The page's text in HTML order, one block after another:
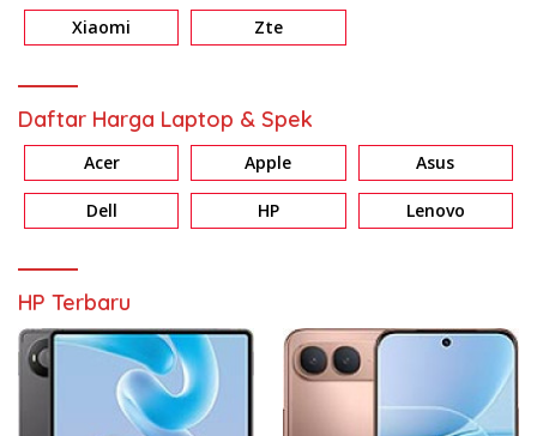
Xiaomi Zte
Daftar Harga Laptop & Spek
Acer Apple Asus
Dell HP Lenovo
HP Terbaru